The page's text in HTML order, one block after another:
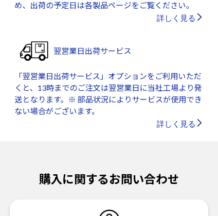
め、出荷の予定日は各製品ページをご覧ください。
詳しく見る
翌営業日出荷サービス
「翌営業日出荷サービス」オプションをご利用いただ
くと、13時までのご注文は翌営業日に当社工場より発
送となります。※ 部品状況によりサービスが使用でき
ない場合がございます。
詳しく見る
購入に関するお問い合わせ